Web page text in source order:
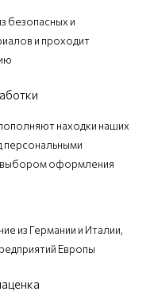
безопасных и
и проходит
находки наших
персональными
выбором оформления
из Германии и Италии,
Европы